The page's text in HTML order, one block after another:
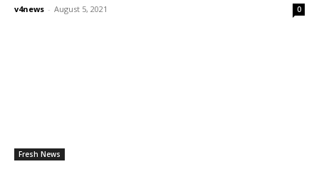
v4news - August 5, 2021 0
Fresh News